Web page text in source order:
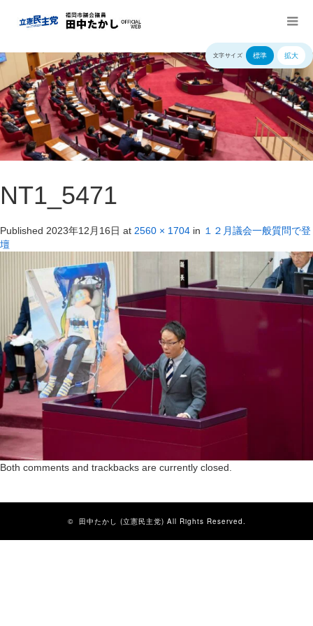
文字サイズ 標準 拡大
NT1_5471
Published 2023年12月16日 at 2560 × 1704 in １２月議会一般質問で登
壇
Both comments and trackbacks are currently closed.
© 田中たかし (立憲民主党) All Rights Reserved.